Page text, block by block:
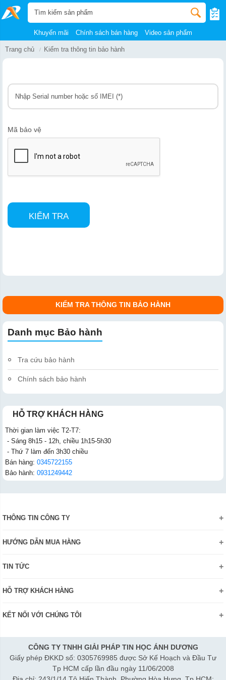
Khuyến mãi Chính sách bán hàng Video sản phẩm
Trang chủ Kiểm tra thông tin bảo hành
Mã bảo vệ
KIỂM TRA THÔNG TIN BẢO HÀNH
Danh mục Bảo hành
Tra cứu bảo hành
Chính sách bảo hành
HỖ TRỢ KHÁCH HÀNG
Thời gian làm việc T2-T7:
- Sáng 8h15 - 12h, chiều 1h15-5h30
- Thứ 7 làm đến 3h30 chiều
Bán hàng: 0345722155
Bảo hành: 0931249442
THÔNG TIN CÔNG TY
Chính sách bảo mật thông tin
HƯỚNG DẪN MUA HÀNG
Thanh toán và giao hàng
Hướng dẫn đăng ký tài khoản
Kiểm tra tình trạng đơn hàng
TIN TỨC
Review sản phẩm
HỖ TRỢ KHÁCH HÀNG
Hợp tác: LienHe@sisco.com.vn
Thời gian làm việc từ Thứ 2- Thứ 7:
Sáng 8h15-12h; Chiều 1h15-5h30
KẾT NỐI VỚI CHÚNG TÔI
CÔNG TY TNHH GIẢI PHÁP TIN HỌC ÁNH DƯƠNG
Giấy phép ĐKKD số: 0305769985 được Sở Kế Hoạch và Đầu Tư
Tp HCM cấp lần đầu ngày 11/06/2008